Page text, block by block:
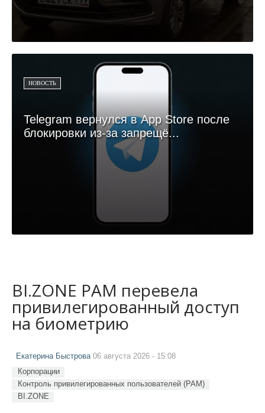
НОВОСТЬ
Telegram вернулся в App Store после
блокировки из-за запрещё...
BI.ZONE PAM перевела
привилегированный доступ
на биометрию
Екатерина Быстрова06 августа 2026 - 15:08
Корпорации
Контроль привилегированных пользователей (PAM)
BI.ZONE